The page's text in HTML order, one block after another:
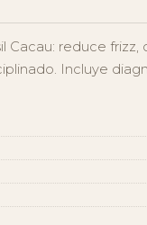
Cacau: reduce frizz,
Incluye